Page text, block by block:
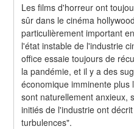
Les films d'horreur ont
sûr dans le cinéma
particulièrement important
l'état instable de l'industrie
office essaie toujours de
la pandémie, et il y a des
économique imminente
sont naturellement anxieux,
initiés de l'industrie ont
turbulences".